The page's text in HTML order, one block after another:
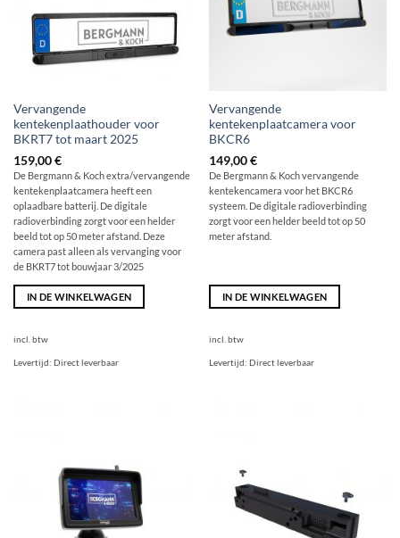
Vervangende
kentekenplaathouder voor
BKRT7 tot maart 2025
159,00€
De Bergmann & Koch extra/vervangende
kentekenplaatcamera heeft een
oplaadbare batterij. De digitale
radioverbinding zorgt voor een helder
beeld tot op 50 meter afstand. Deze
camera past alleen als vervanging voor
de BKRT7 tot bouwjaar 3/2025
IN DE WINKELWAGEN
incl. btw
Levertijd: Direct leverbaar
Vervangende
kentekenplaatcamera voor
BKCR6
149,00€
De Bergmann & Koch vervangende
kentekencamera voor het BKCR6
systeem. De digitale radioverbinding
zorgt voor een helder beeld tot op 50
meter afstand.
IN DE WINKELWAGEN
incl. btw
Levertijd: Direct leverbaar